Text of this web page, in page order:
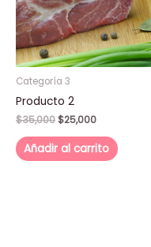
Categoría 3
Producto 2
$35,000 $25,000
Añadir al carrito